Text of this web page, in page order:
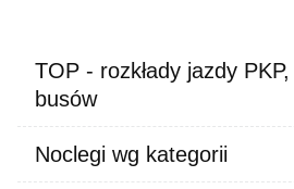
TOP - rozkłady jazdy
busów
Noclegi wg kategorii